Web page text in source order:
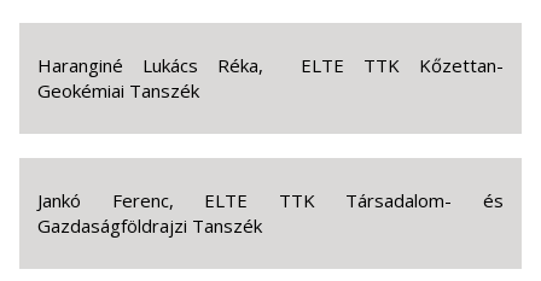
Haranginé Lukács Réka, ELTE TTK Kőzettan-
Geokémiai Tanszék
Jankó Ferenc, ELTE TTK Társadalom- és
Gazdaságföldrajzi Tanszék